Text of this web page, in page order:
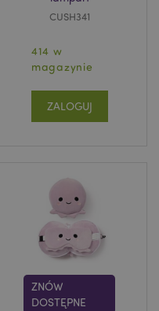
CUSH341
414 w
magazynie
ZALOGUJ
ZNÓW
DOSTĘPNE
Adobe Inc.
www.puckator.pl
Adobe Inc.
.www.puckator.pl